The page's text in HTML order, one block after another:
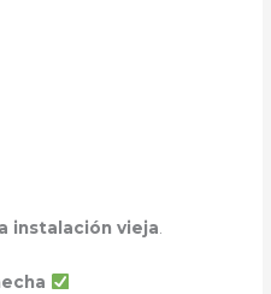
instalación vieja